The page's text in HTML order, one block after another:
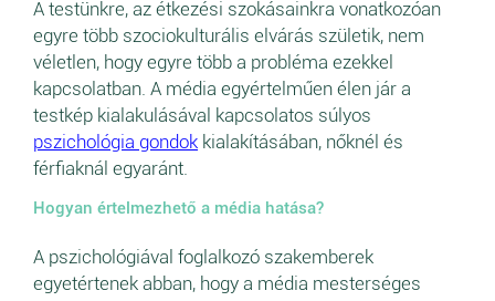
A testünkre, az étkezési szokásainkra vonatkozóan
egyre több szociokulturális elvárás születik, nem
véletlen, hogy egyre több a probléma ezekkel
kapcsolatban. A média egyértelműen élen jár a
testkép kialakulásával kapcsolatos súlyos
pszichológia gondok kialakításában, nőknél és
férfiaknál egyaránt.
Hogyan értelmezhető a média hatása?
A pszichológiával foglalkozó szakemberek
egyetértenek abban, hogy a média mesterséges